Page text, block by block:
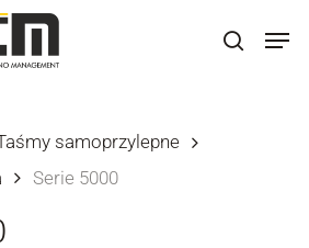
search
samoprzylepne
Serie 5000